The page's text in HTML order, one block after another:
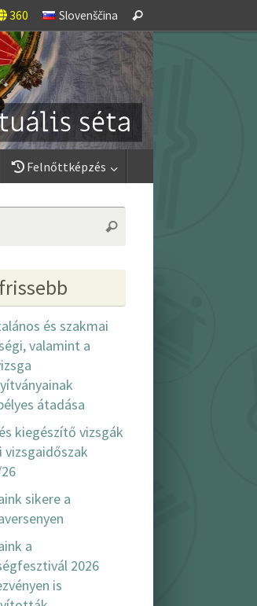
360 Slovenščina
for:
Search
Felnőttképzés
Search
és szakmai
valamint a
átadása
kiegészítő vizsgák
vizsgaidőszak
sikere a
a
2026
is